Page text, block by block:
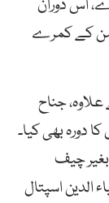
اس دوران
کے کمرے
جناح
دورہ بھی کیا۔
چیف
اسپتال